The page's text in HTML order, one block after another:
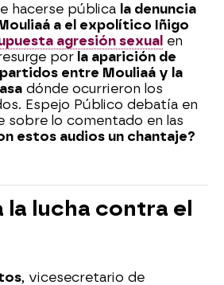
hacerse pública la denuncia
a el expolítico Iñigo
agresión sexual en
por la aparición de
entre Mouliaá y la
dónde ocurrieron los
Espejo Público debatía en
sobre lo comentado en las
estos audios un chantaje?
la lucha contra el
, vicesecretario de